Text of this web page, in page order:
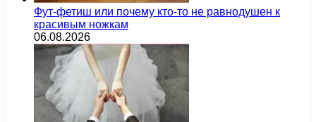
Фут-фетиш или почему кто-то не равнодушен к
красивым ножкам
06.08.2026